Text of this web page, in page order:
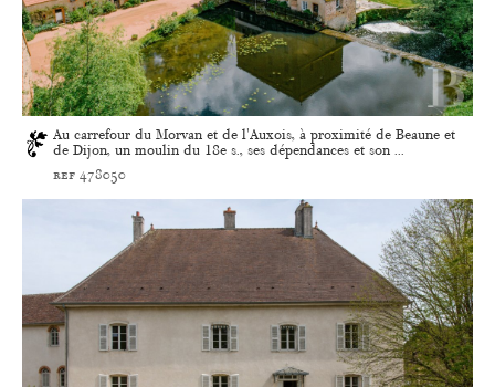
Au carrefour du Morvan et de l'Auxois, à proximité de Beaune et
de Dijon, un moulin du 18e s., ses dépendances et son ...
ref 478050